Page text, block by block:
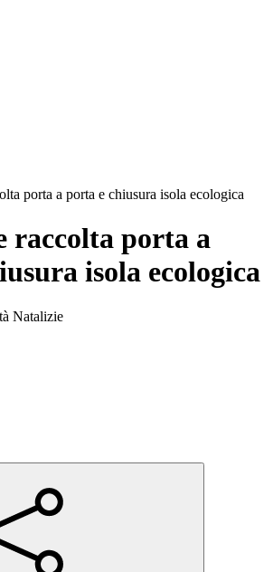
porta a porta e chiusura isola ecologica
raccolta porta a
isola ecologica
Natalizie